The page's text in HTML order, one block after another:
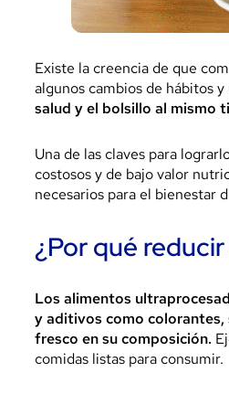
Existe la creencia de que
algunos cambios de hábitos
salud y el bolsillo al mismo
Una de las claves para
costosos y de bajo valor
necesarios para el bienestar
¿Por qué
Los alimentos
y aditivos como colorantes,
fresco en su composición.
comidas listas para consumir.